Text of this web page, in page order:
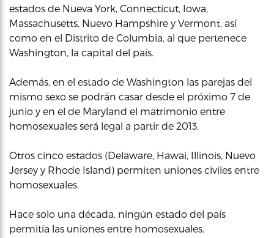
estados de Nueva York, Connecticut, Iowa,
Massachusetts, Nuevo Hampshire y Vermont, así
como en el Distrito de Columbia, al que pertenece
Washington, la capital del país.
Además, en el estado de Washington las parejas del
mismo sexo se podrán casar desde el próximo 7 de
junio y en el de Maryland el matrimonio entre
homosexuales será legal a partir de 2013.
Otros cinco estados (Delaware, Hawai, Illinois, Nuevo
Jersey y Rhode Island) permiten uniones civiles entre
homosexuales.
Hace solo una década, ningún estado del país
permitía las uniones entre homosexuales.